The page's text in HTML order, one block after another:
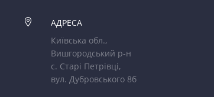

АДРЕСА
Київська обл.,
Вишгородський р-н
с. Старі Петрівці,
вул. Дубровського 8б